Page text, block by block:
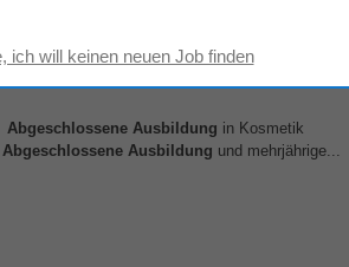
Abgeschlossene Ausbildung in Kosmetik
Abgeschlossene Ausbildung und mehrjährige...